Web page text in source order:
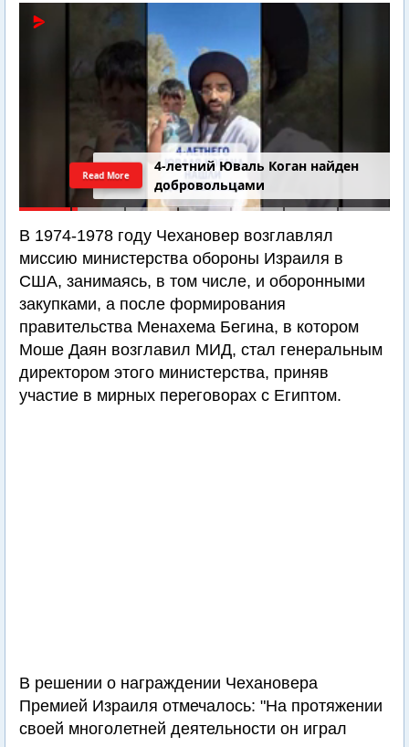
4-летний Юваль Коган найден
добровольцами
Read More
В 1974-1978 году Чехановер возглавлял
миссию министерства обороны Израиля в
США, занимаясь, в том числе, и оборонными
закупками, а после формирования
правительства Менахема Бегина, в котором
Моше Даян возглавил МИД, стал генеральным
директором этого министерства, приняв
участие в мирных переговорах с Египтом.
В решении о награждении Чехановера
Премией Израиля отмечалось: "На протяжении
своей многолетней деятельности он играл